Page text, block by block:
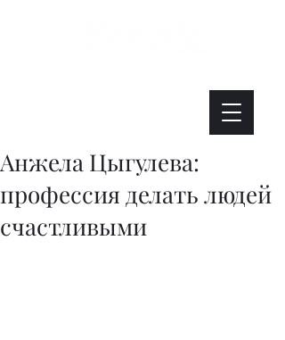
Анжела Цыгулева:
профессия делать людей
счастливыми